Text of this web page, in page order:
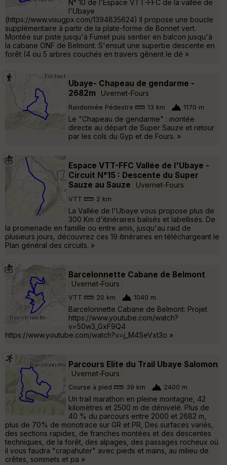
N° 10 de l'Espace VTT-FFC de la vallée de
l'Ubaye
(https://www.visugpx.com/1394835624) Il propose une boucle
supplémentaire à partir de la plate-forme de Bonnet vert.
Montée sur piste jusqu'à Fumet puis sentier en balcon jusqu'à
la cabane ONF de Belmont. S'ensuit une superbe descente en
forêt (4 ou 5 arbres couchés en travers gênent le dé »
Ubaye- Chapeau de gendarme -
2682m
Uvernet-Fours
Randonnée Pédestre 13 km 1170 m
Le "Chapeau de gendarme" : montée
directe au départ de Super Sauze et retour
par les cols du Gyp et de Fours. »
Espace VTT-FFC Vallée de l'Ubaye -
Circuit N°15 : Descente du Super
Sauze au Sauze
Uvernet-Fours
VTT 2 km
La Vallée de l'Ubaye vous propose plus de
300 Km d'itinéraires balisés et labellisés. De
la promenade en famille ou entre amis, jusqu'au raid de
plusieurs jours, découvrez ces 19 itinéraires en téléchargeant le
Plan général des circuits. »
Barcelonnette Cabane de Belmont
Uvernet-Fours
VTT 20 km 1040 m
Barcelonnette Cabane de Belmont: Projet
https://www.youtube.com/watch?
v=50w3_GxF9Q4
https://www.youtube.com/watch?v=j_M4SeVxt3o »
Parcours Elite du Trail Ubaye Salomon
Uvernet-Fours
Course à pied 39 km 2400 m
Un trail marathon en pleine montagne, 42
kilomètres et 2500 m de dénivelé. Plus de
40 % du parcours entre 2000 et 2682 m,
plus de 70% de monotrace sur GR et PR, Des surfaces variés,
des sections rapides, de franches montées et des descentes
techniques, de la forêt, des alpages, des passages rocheux où
il vous faudra "crapahuter" avec pieds et mains, au milieu de
crêtes, sommets et pa »